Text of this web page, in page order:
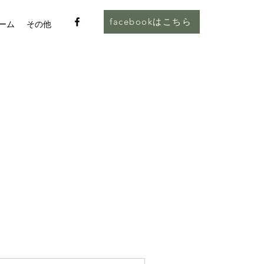
ム その他 facebookはこちら